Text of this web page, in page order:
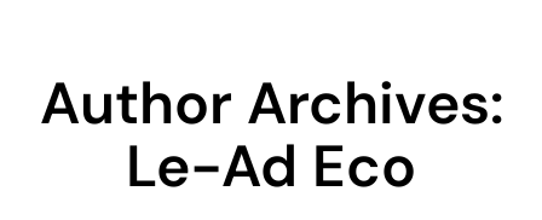
Author Archives:
Le-Ad Eco